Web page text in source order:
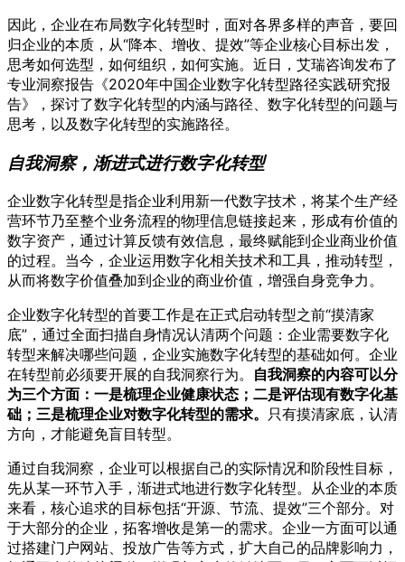
因此，企业在布局数字化转型时，面对各界多样的声音，要回
归企业的本质，从“降本、增收、提效”等企业核心目标出发，
思考如何选型，如何组织，如何实施。近日，艾瑞咨询发布了
专业洞察报告《2020年中国企业数字化转型路径实践研究报
告》，探讨了数字化转型的内涵与路径、数字化转型的问题与
思考，以及数字化转型的实施路径。
自我洞察，渐进式进行数字化转型
企业数字化转型是指企业利用新一代数字技术，将某个生产经
营环节乃至整个业务流程的物理信息链接起来，形成有价值的
数字资产，通过计算反馈有效信息，最终赋能到企业商业价值
的过程。当今，企业运用数字化相关技术和工具，推动转型，
从而将数字价值叠加到企业的商业价值，增强自身竞争力。
企业数字化转型的首要工作是在正式启动转型之前“摸清家
底”，通过全面扫描自身情况认清两个问题：企业需要数字化
转型来解决哪些问题，企业实施数字化转型的基础如何。企业
在转型前必须要开展的自我洞察行为。 自我洞察的内容可以分
为三个方面：一是梳理企业健康状态；二是评估现有数字化基
础；三是梳理企业对数字化转型的需求。 只有摸清家底，认清
方向，才能避免盲目转型。
通过自我洞察，企业可以根据自己的实际情况和阶段性目标，
先从某一环节入手，渐进式地进行数字化转型。从企业的本质
来看，核心追求的目标包括“开源、节流、提效”三个部分。对
于大部分的企业，拓客增收是第一的需求。企业一方面可以通
过搭建门户网站、投放广告等方式，扩大自己的品牌影响力，